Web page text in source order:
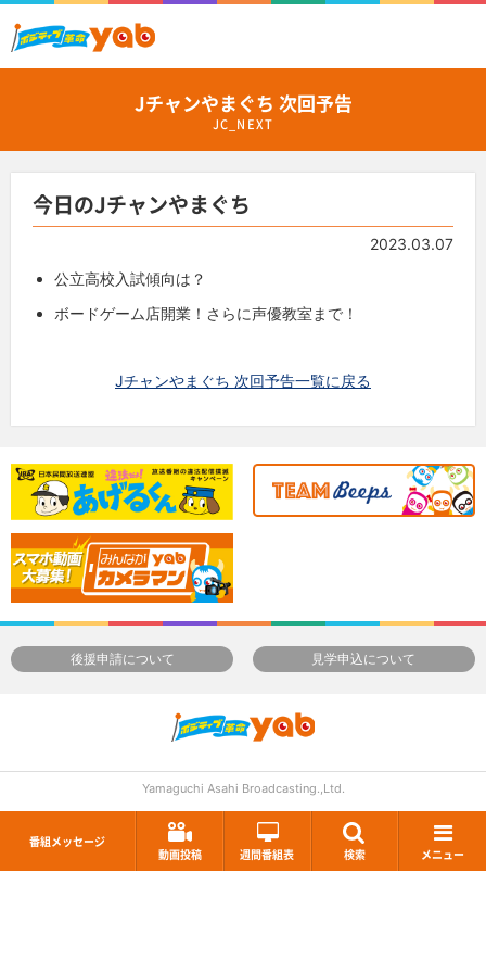
番組メッセージ
動画投稿
週間番組表 検索 メニュー
Jチャンやまぐち 次回予告
JC_NEXT
今日のJチャンやまぐち
2023.03.07
公立高校入試傾向は？
ボードゲーム店開業！さらに声優教室まで！
Jチャンやまぐち 次回予告一覧に戻る
後援申請について 見学申込について
Yamaguchi Asahi Broadcasting.,Ltd.